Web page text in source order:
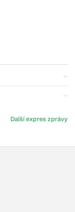
Další expres zprávy